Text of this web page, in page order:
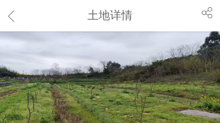
土地详情